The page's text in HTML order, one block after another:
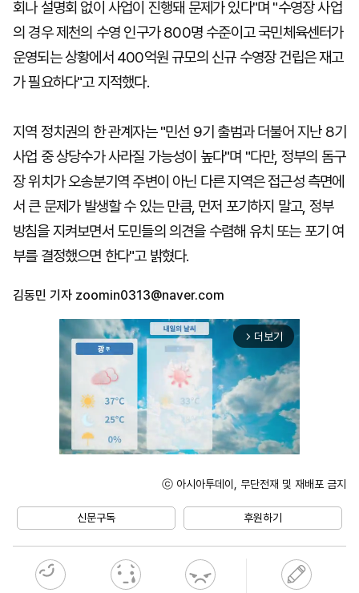
회나 설명회 없이 사업이 진행돼 문제가 있다"며 "수영장 사업
의 경우 제천의 수영 인구가 800명 수준이고 국민체육센터가
운영되는 상황에서 400억원 규모의 신규 수영장 건립은 재고
가 필요하다"고 지적했다.
지역 정치권의 한 관계자는 "민선 9기 출범과 더불어 지난 8기
사업 중 상당수가 사라질 가능성이 높다"며 "다만, 정부의 돔구
장 위치가 오송분기역 주변이 아닌 다른 지역은 접근성 측면에
서 큰 문제가 발생할 수 있는 만큼, 먼저 포기하지 말고, 정부
방침을 지켜보면서 도민들의 의견을 수렴해 유치 또는 포기 여
부를 결정했으면 한다"고 밝혔다.
김동민 기자 zoomin0313@naver.com
arrow_forward_ios 더보기
ⓒ 아시아투데이, 무단전재 및 재배포 금지
신문구독 후원하기